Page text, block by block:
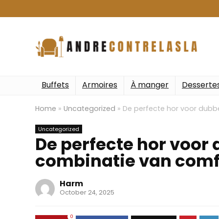
Buffets Armoires À manger
Home » Uncategorized » De perfecte hor voor
Uncategorized
De perfecte hor voor
combinatie van
Harm
October 24, 2025
0